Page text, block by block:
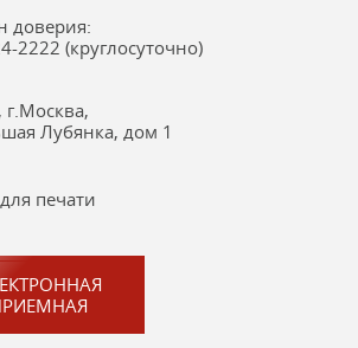
доверия:
2222 (круглосуточно)
г.Москва,
Лубянка, дом 1
печати